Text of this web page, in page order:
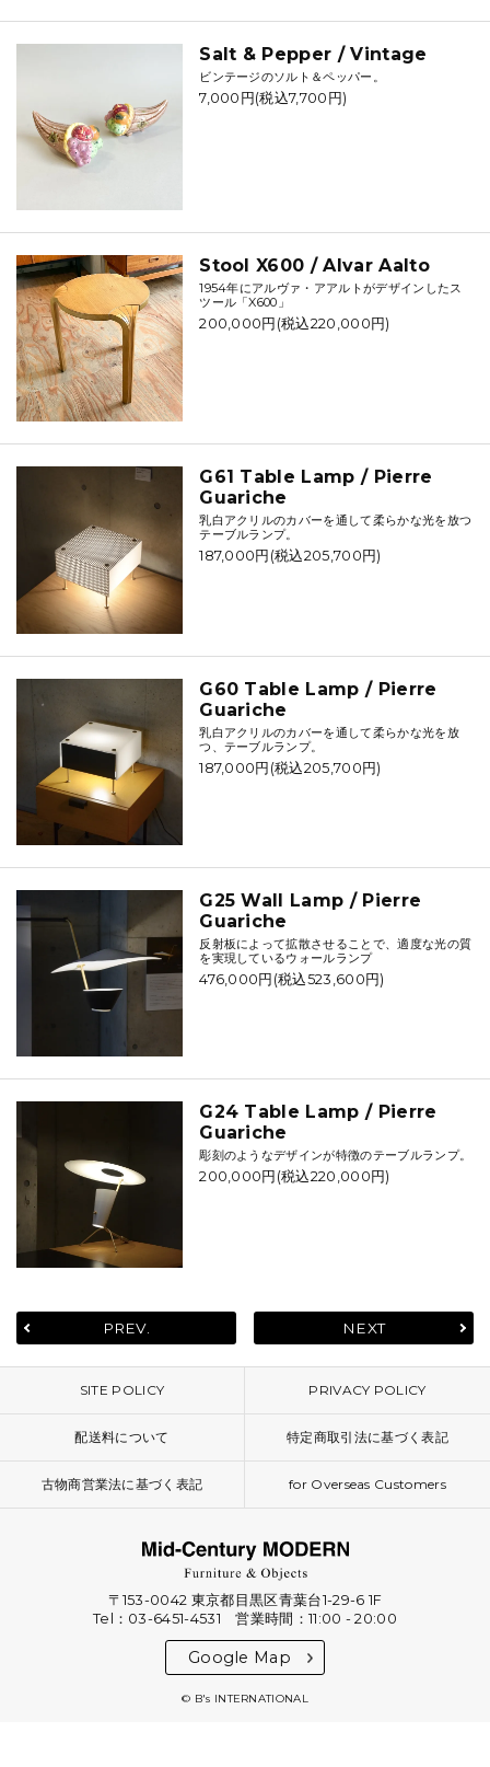
Salt & Pepper / Vintage
ビンテージのソルト＆ペッパー。
7,000円(税込7,700円)
Stool X600 / Alvar Aalto
1954年にアルヴァ・アアルトがデザインしたス
ツール「X600」
200,000円(税込220,000円)
G61 Table Lamp / Pierre
Guariche
乳白アクリルのカバーを通して柔らかな光を放つ
テーブルランプ。
187,000円(税込205,700円)
G60 Table Lamp / Pierre
Guariche
乳白アクリルのカバーを通して柔らかな光を放
つ、テーブルランプ。
187,000円(税込205,700円)
G25 Wall Lamp / Pierre
Guariche
反射板によって拡散させることで、適度な光の質
を実現しているウォールランプ
476,000円(税込523,600円)
G24 Table Lamp / Pierre
Guariche
彫刻のようなデザインが特徴のテーブルランプ。
200,000円(税込220,000円)
PREV. NEXT
SITE POLICY PRIVACY POLICY
配送料について 特定商取引法に基づく表記
古物商営業法に基づく表記 for Overseas Customers
〒153-0042 東京都目黒区青葉台1-29-6 1F
Tel：03-6451-4531 営業時間：11:00 - 20:00
Google Map
© B's INTERNATIONAL